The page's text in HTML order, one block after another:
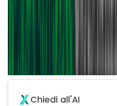
Chiedi all'AI